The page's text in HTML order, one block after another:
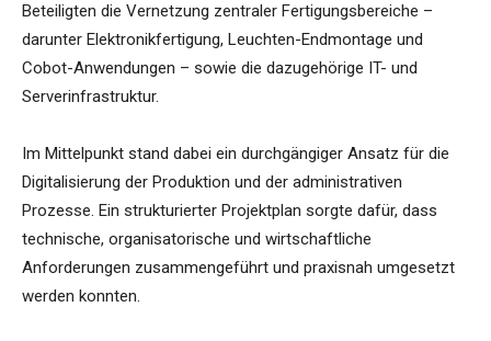
Beteiligten die Vernetzung zentraler Fertigungsbereiche –
darunter Elektronikfertigung, Leuchten-Endmontage und
Cobot-Anwendungen – sowie die dazugehörige IT- und
Serverinfrastruktur.
Im Mittelpunkt stand dabei ein durchgängiger Ansatz für die
Digitalisierung der Produktion und der administrativen
Prozesse. Ein strukturierter Projektplan sorgte dafür, dass
technische, organisatorische und wirtschaftliche
Anforderungen zusammengeführt und praxisnah umgesetzt
werden konnten.